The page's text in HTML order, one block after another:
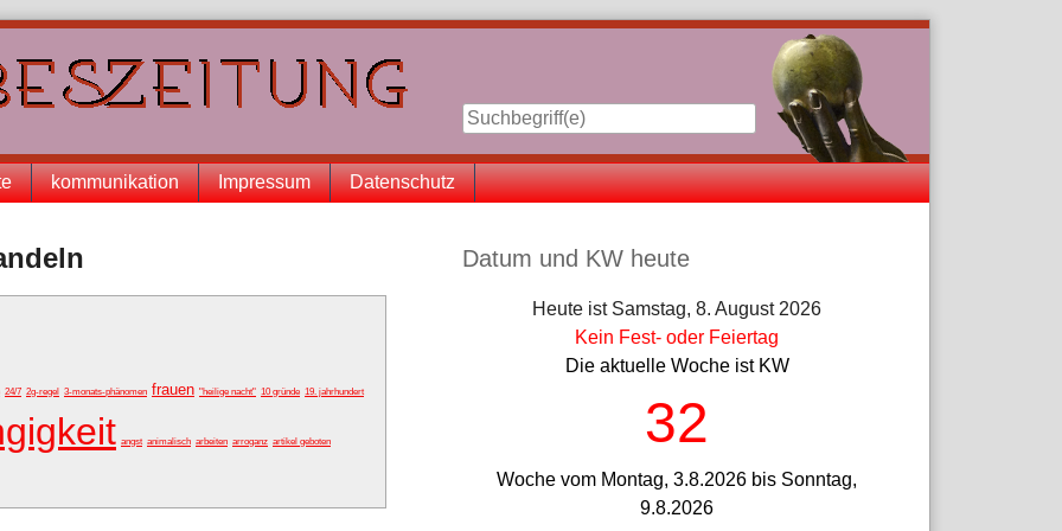
kommunikation Impressum Datenschutz
24/7 2g-regel 3-monats-phänomen frauen "heilige nacht" 10 gründe 19. jahrhundert
angst animalisch arbeiten arroganz artikel geboten
Seitenleiste
Datum und KW heute
Heute ist Samstag, 8. August 2026
Kein Fest- oder Feiertag
Die aktuelle Woche ist KW
32
Woche vom Montag, 3.8.2026 bis Sonntag,
9.8.2026